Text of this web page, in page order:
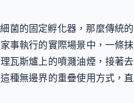
菌的固定孵化器，那麼傳統的
事執行的實際場景中，一條
瓦斯爐上的噴濺油煙，接著
種無邊界的重疊使用方式，